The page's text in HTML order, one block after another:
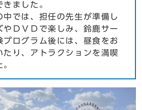
ました。
では、担任の先生が準備し
やＤＶＤで楽しみ、鈴鹿サー
プログラム後には、昼食をお
たり、アトラクションを満喫